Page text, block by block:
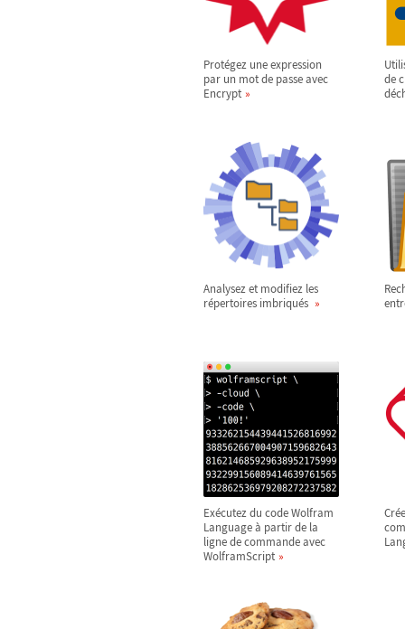
Protégez une expression
par un mot de passe avec
Encrypt
de
Analysez et modifiez les
répertoires imbriqués
Exécutez du code Wolfram
Language à partir de la
ligne de commande avec
WolframScript